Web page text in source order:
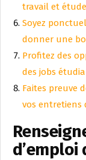
travail et
Soyez
donner une
Profitez des
des jobs
Faites preuve
vos entretiens
d’emploi